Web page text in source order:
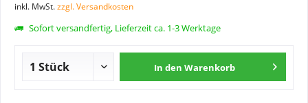
inkl. MwSt.zzgl. Versandkosten
Sofort versandfertig, Lieferzeit ca. 1-3 Werktage
In den Warenkorb